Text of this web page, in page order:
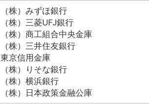
（株）みずほ銀行
（株）三菱UFJ銀行
（株）商工組合中央金庫
（株）三井住友銀行
東京信用金庫
（株）りそな銀行
（株）横浜銀行
（株）日本政策金融公庫